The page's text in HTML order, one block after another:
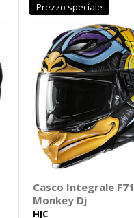
Prezzo speciale
Casco Integrale F71
Monkey Dj
HJC